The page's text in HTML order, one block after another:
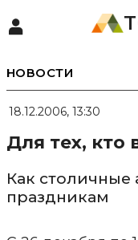
НОВОСТИ
18.12.2006, 13:30
Для тех, кто
Как столичные
праздникам